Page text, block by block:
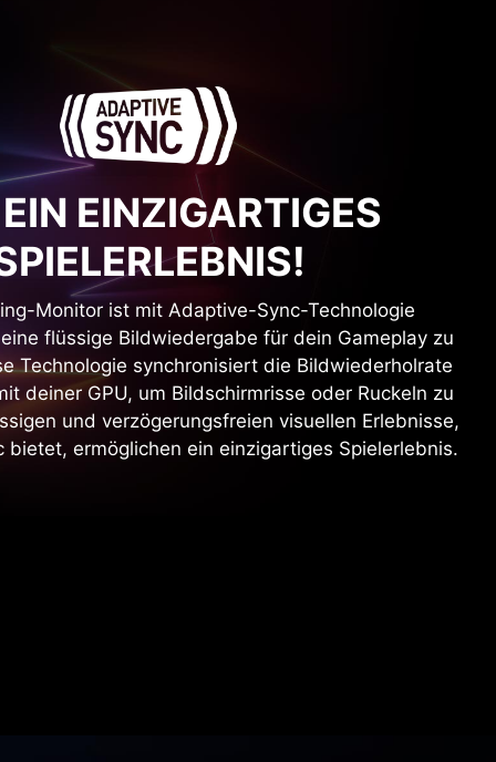
EINZIGARTIGES
Monitor ist mit Adaptive-Sync-Technologie
flüssige Bildwiedergabe für dein Gameplay zu
Technologie synchronisiert die Bildwiederholrate
deiner GPU, um Bildschirmrisse oder Ruckeln zu
und verzögerungsfreien visuellen Erlebnisse,
bietet, ermöglichen ein einzigartiges Spielerlebnis.